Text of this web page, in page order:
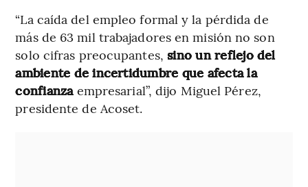
“La caída del empleo formal y la pérdida de
más de 63 mil trabajadores en misión no son
solo cifras preocupantes, sino un reflejo del
ambiente de incertidumbre que afecta la
confianzaempresarial”, dijo Miguel Pérez,
presidente de Acoset.